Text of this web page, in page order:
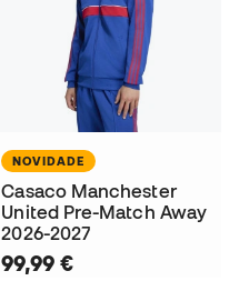
NOVIDADE
Casaco Manchester
United Pre-Match Away
2026-2027
99,99 €